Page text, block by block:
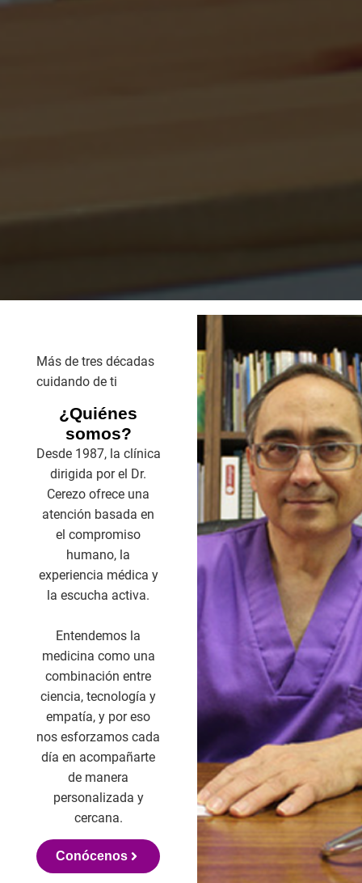
Más de tres décadas
cuidando de ti
¿Quiénes
somos?
Desde 1987, la clínica
dirigida por el Dr.
Cerezo ofrece una
atención basada en
el compromiso
humano, la
experiencia médica y
la escucha activa.
Entendemos la
medicina como una
combinación entre
ciencia, tecnología y
empatía, y por eso
nos esforzamos cada
día en acompañarte
de manera
personalizada y
cercana.
Conócenos